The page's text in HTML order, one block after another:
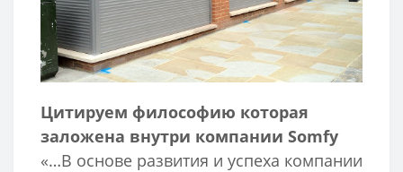
Цитируем философию которая
заложена внутри компании Somfy
«…В основе развития и успеха компании